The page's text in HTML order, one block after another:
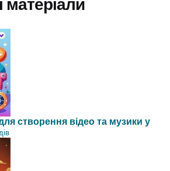
створення відео та музики у